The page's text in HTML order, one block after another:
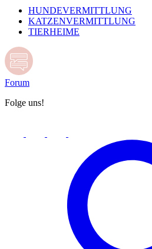
HUNDEVERMITTLUNG
KATZENVERMITTLUNG
TIERHEIME
Forum
Folge uns!